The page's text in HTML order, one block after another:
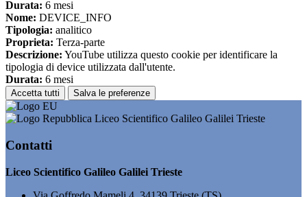
Durata: 6 mesi
Nome: DEVICE_INFO
Tipologia: analitico
Proprieta: Terza-parte
Descrizione: YouTube utilizza questo cookie per identificare la
tipologia di device utilizzata dall'utente.
Durata: 6 mesi
Accetta tutti Salva le preferenze
Liceo Scientifico Galileo Galilei Trieste
Contatti
Liceo Scientifico Galileo Galilei Trieste